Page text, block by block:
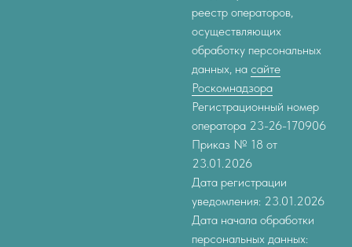
реестр операторов,
осуществляющих
обработку персональных
данных, на сайте
Роскомнадзора
Регистрационный номер
оператора 23-26-170906
Приказ № 18 от
23.01.2026
Дата регистрации
уведомления: 23.01.2026
Дата начала обработки
персональных данных: